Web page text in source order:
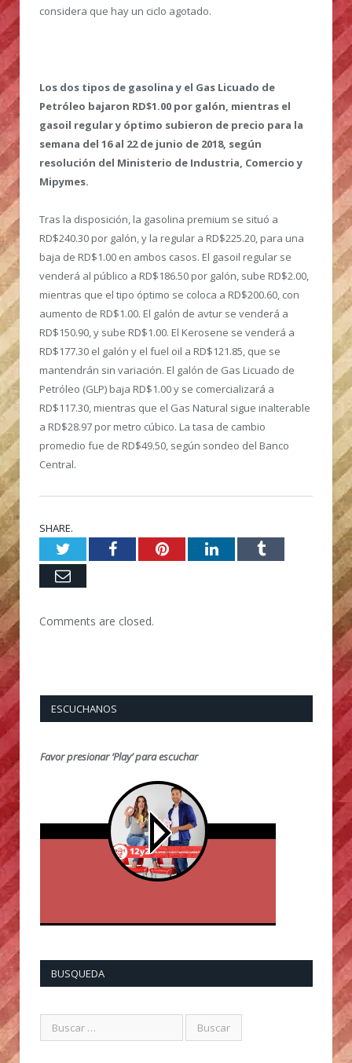
considera que hay un ciclo agotado.
Los dos tipos de gasolina y el Gas Licuado de
Petróleo bajaron RD$1.00 por galón, mientras el
gasoil regular y óptimo subieron de precio para la
semana del 16 al 22 de junio de 2018, según
resolución del Ministerio de Industria, Comercio y
Mipymes.
Tras la disposición, la gasolina premium se situó a
RD$240.30 por galón, y la regular a RD$225.20, para una
baja de RD$1.00 en ambos casos. El gasoil regular se
venderá al público a RD$186.50 por galón, sube RD$2.00,
mientras que el tipo óptimo se coloca a RD$200.60, con
aumento de RD$1.00. El galón de avtur se venderá a
RD$150.90, y sube RD$1.00. El Kerosene se venderá a
RD$177.30 el galón y el fuel oil a RD$121.85, que se
mantendrán sin variación. El galón de Gas Licuado de
Petróleo (GLP) baja RD$1.00 y se comercializará a
RD$117.30, mientras que el Gas Natural sigue inalterable
a RD$28.97 por metro cúbico. La tasa de cambio
promedio fue de RD$49.50, según sondeo del Banco
Central.
SHARE.
TwitterFacebookPinterestLinkedInTumblr
Email
Comments are closed.
ESCUCHANOS
Favor presionar ‘Play’ para escuchar
BUSQUEDA